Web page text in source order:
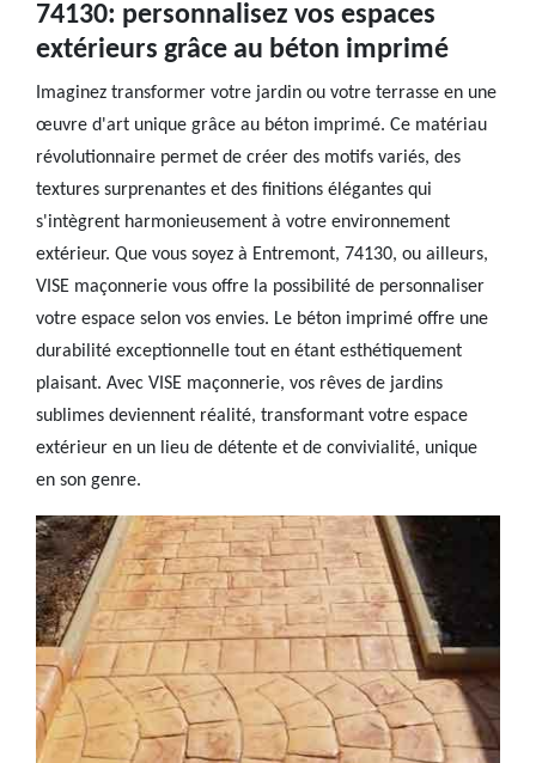
74130: personnalisez vos espaces
extérieurs grâce au béton imprimé
Imaginez transformer votre jardin ou votre terrasse en une
œuvre d'art unique grâce au béton imprimé. Ce matériau
révolutionnaire permet de créer des motifs variés, des
textures surprenantes et des finitions élégantes qui
s'intègrent harmonieusement à votre environnement
extérieur. Que vous soyez à Entremont, 74130, ou ailleurs,
VISE maçonnerie vous offre la possibilité de personnaliser
votre espace selon vos envies. Le béton imprimé offre une
durabilité exceptionnelle tout en étant esthétiquement
plaisant. Avec VISE maçonnerie, vos rêves de jardins
sublimes deviennent réalité, transformant votre espace
extérieur en un lieu de détente et de convivialité, unique
en son genre.